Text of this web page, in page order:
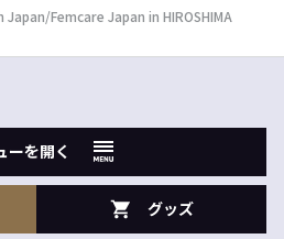
Japan/Femcare Japan in HIROSHIMA
ーを開く
グッズ